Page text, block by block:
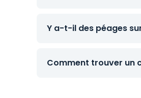
Y a-t-il des péages
Comment trouver un